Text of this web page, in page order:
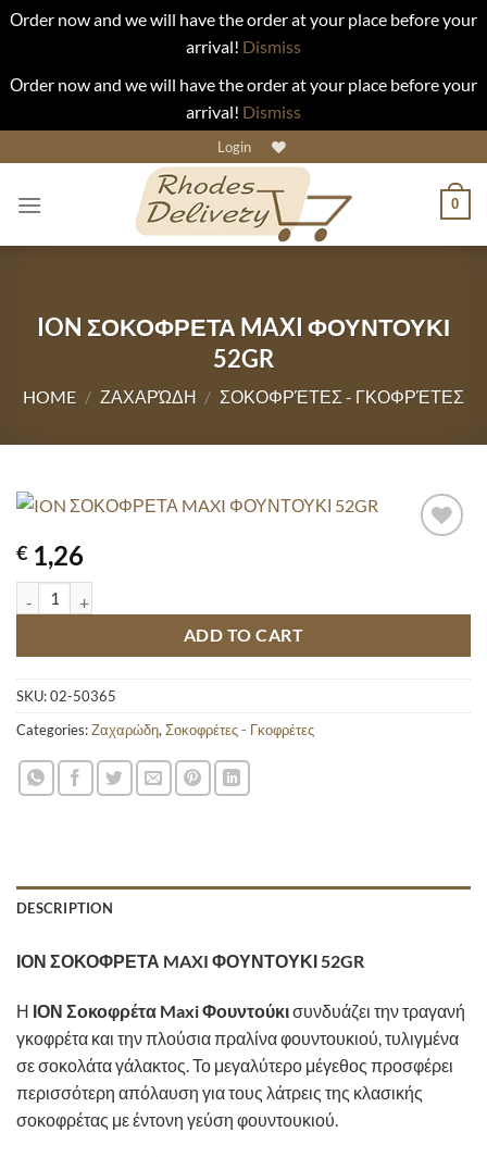
Οrder now and we will have the order at your place before your
arrival! Dismiss
Οrder now and we will have the order at your place before your
arrival! Dismiss
to
content
Login
0
ION ΣΟΚΟΦΡΕΤΑ MAXI ΦΟΥΝΤΟΥΚΙ
52GR
HOME / ΖΑΧΑΡΏΔΗ / ΣΟΚΟΦΡΈΤΕΣ - ΓΚΟΦΡΈΤΕΣ
€ 1,26
ION ΣΟΚΟΦΡΕΤΑ MAXI ΦΟΥΝΤΟΥΚΙ 52GR quantity
ADD TO CART
SKU:02-50365
Categories:Ζαχαρώδη,Σοκοφρέτες - Γκοφρέτες
DESCRIPTION
ΙΟΝ ΣΟΚΟΦΡΕΤΑ MAXI ΦΟΥΝΤΟΥΚΙ 52GR
Η ΙΟΝ Σοκοφρέτα Maxi Φουντούκισυνδυάζει την τραγανή
γκοφρέτα και την πλούσια πραλίνα φουντουκιού, τυλιγμένα
σε σοκολάτα γάλακτος. Το μεγαλύτερο μέγεθος προσφέρει
περισσότερη απόλαυση για τους λάτρεις της κλασικής
σοκοφρέτας με έντονη γεύση φουντουκιού.